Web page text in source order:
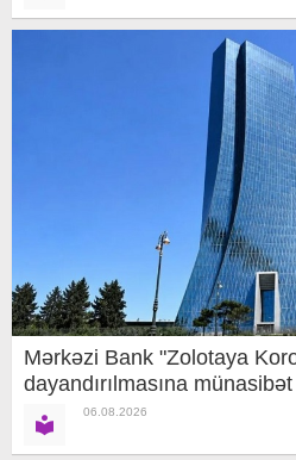
Mərkəzi Bank "Zolotaya
dayandırılmasına
06.08.2026